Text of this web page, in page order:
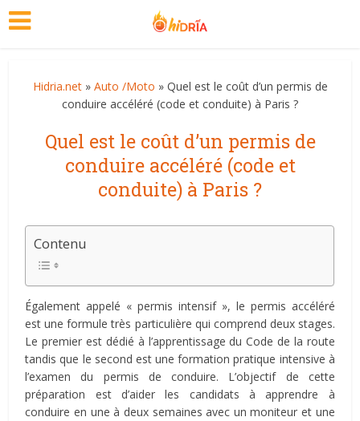
Hidria.net» Auto /Moto » Quel est le coût d’un permis de
conduire accéléré (code et conduite) à Paris ?
Quel est le coût d’un permis de
conduire accéléré (code et
conduite) à Paris ?
Contenu
Également appelé « permis intensif », le permis accéléré
est une formule très particulière qui comprend deux stages.
Le premier est dédié à l’apprentissage du Code de la route
tandis que le second est une formation pratique intensive à
l’examen du permis de conduire. L’objectif de cette
préparation est d’aider les candidats à apprendre à
conduire en une à deux semaines avec un moniteur et une